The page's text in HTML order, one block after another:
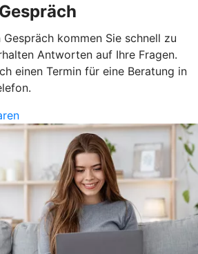
kommen Sie schnell zu
Antworten auf Ihre Fragen.
einen Termin für eine Beratung in